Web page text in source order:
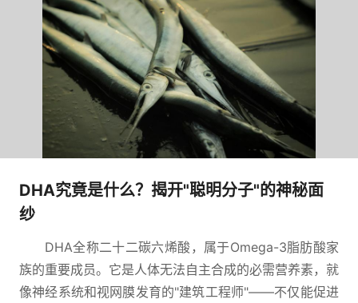
DHA究竟是什么？揭开"聪明分子"的神秘面
纱
DHA全称二十二碳六烯酸，属于Omega-3脂肪酸家
族的重要成员。它是人体无法自主合成的必需营养素，就
像神经系统和视网膜发育的"建筑工程师"——不仅能促进